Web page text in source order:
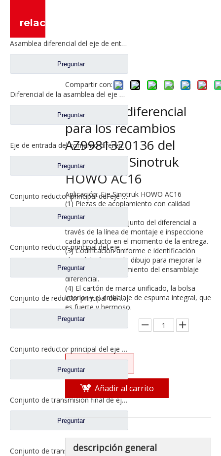
relacionados
Asamblea diferencial del eje de entrada para los recambios WG7117328010 del camión de Sinotruk HOWO T5G MCY11
Preguntar
Diferencial de la asamblea del eje de entrada para los recambios 810W35606-0011 del camión de Sinotruk HOWO MCY13
Preguntar
Eje de entrada del conjunto diferencial para Sinotruk HOWO AC16 Nuevos repuestos para camiones AZ9981320436
Preguntar
Conjunto reductor principal del eje intermedio para piezas de camión Shacman Delong
Preguntar
Conjunto reductor principal del eje intermedio Delong HDZ425 para piezas de camiones Shacman Delong
Preguntar
Conjunto de reductor principal del eje intermedio Delong HD469 para piezas de camiones Shacman Delong
Preguntar
Conjunto reductor principal del eje trasero para piezas de camiones Shacman Auto Delong
Preguntar
Conjunto de transmisión final de eje medio SDLG MT86H para piezas de camiones Shacman Delong
Preguntar
Conjunto de transmisión final de eje mediano HOWO HC16 para piezas de camiones Sinotruk Steyr
Compartir con:
Asamblea diferencial
para los recambios
AZ9981320136 del
camión de Sinotruk
HOWO AC16
Aplicación: Eje Sinotruk HOWO AC16
(1) Piezas de acoplamiento con calidad
estable y confiable.
(2) Ensamble el conjunto del diferencial a
través de la línea de montaje e inspeccione
cada producto en el momento de la entrega.
(3) Codificación uniforme e identificación
clara del número de dibujo para mejorar la
capacidad de seguimiento del ensamblaje
diferencial.
(4) El cartón de marca unificado, la bolsa
interior y el embalaje de espuma integral, que
es fuerte y hermoso.
Cantidad:
Añadir al carrito
descripción general